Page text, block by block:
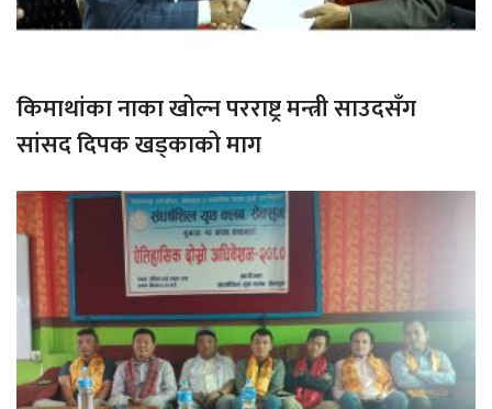
किमाथांका नाका खोल्न परराष्ट्र मन्त्री साउदसँग
सांसद दिपक खड्काको माग